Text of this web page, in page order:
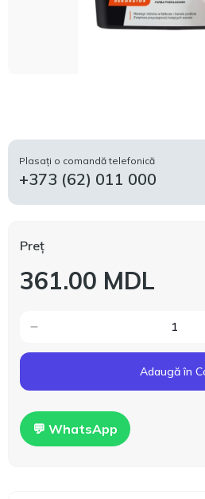
Plasați o comandă telefonică
+373 (62) 011 000
Preț
361.00 MDL
Adaugă în
💬 WhatsApp